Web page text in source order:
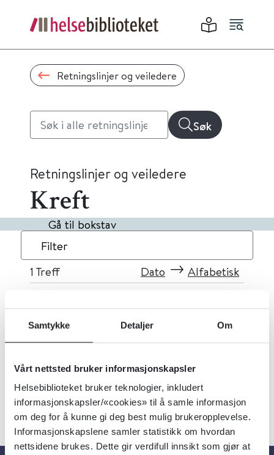
Samtykke Detaljer Om
Vårt nettsted bruker informasjonskapsler
Helsebiblioteket bruker teknologier, inkludert
informasjonskapsler/«cookies» til å samle informasjon
om deg for å kunne gi deg best mulig brukeropplevelse.
Informasjonskapslene samler statistikk om hvordan
nettsidene brukes. Dette gir verdifull innsikt som gjør at
Retningslinjer og veiledere
Søk
Retningslinjer og veiledere
Kreft
Gå til bokstav
Filter
1 Treff Dato Alfabetisk
Eggstokkreft - pakkeforløp
Helsedirektoratet